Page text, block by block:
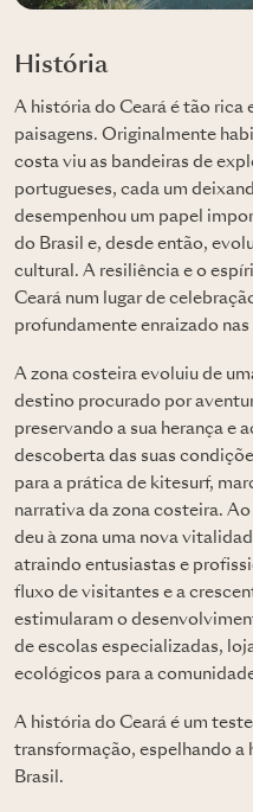
História
A história do Ceará é tão rica
paisagens. Originalmente
costa viu as bandeiras de
portugueses, cada um
desempenhou um papel
do Brasil e, desde então,
cultural. A resiliência e o
Ceará num lugar de
profundamente enraizado
A zona costeira evoluiu de
destino procurado por
preservando a sua herança e
descoberta das suas
para a prática de kitesurf,
narrativa da zona costeira.
deu à zona uma nova
atraindo entusiastas e
fluxo de visitantes e a
estimularam o
de escolas especializadas,
ecológicos para a
A história do Ceará é um
transformação, espelhando
Brasil.